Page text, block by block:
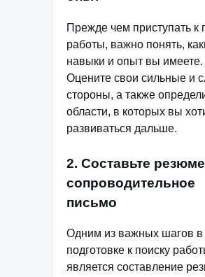
Прежде чем приступать к
работы, важно понять,
навыки и опыт вы имеете.
Оцените свои сильные и
стороны, а также
области, в которых вы
развиваться дальше.
2. Составьте
сопроводительное
письмо
Одним из важных шагов в
подготовке к поиску
является составление